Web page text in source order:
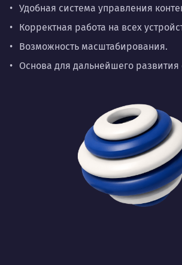
Удобная система управления
Корректная работа на всех
Возможность масштабирования.
Основа для дальнейшего развития